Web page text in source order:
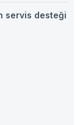
servis desteği